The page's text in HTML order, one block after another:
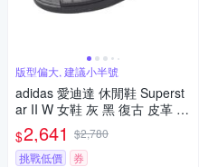
版型偏大, 建議小半號
adidas 愛迪達 休閒鞋 Superst
ar II W 女鞋 灰 黑 復古 皮革 貝
殼鞋 IH1598
$2,641 $2,780
挑戰低價
券